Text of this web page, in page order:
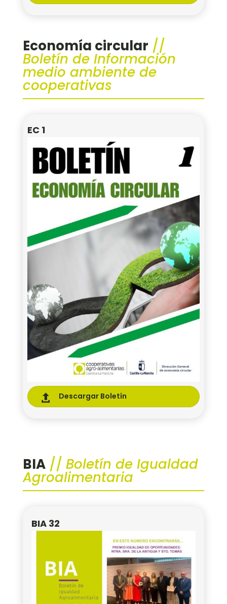
Economía circular //
Boletín de Información
medio ambiente de
cooperativas
EC 1
 Descargar Boletín
BIA // Boletín de Igualdad
Agroalimentaria
BIA 32